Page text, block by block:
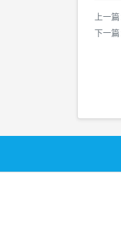
上一篇
下一篇